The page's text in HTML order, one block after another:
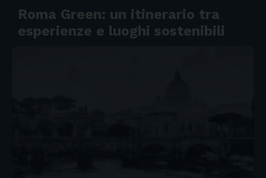
Roma Green: un itinerario tra
esperienze e luoghi sostenibili